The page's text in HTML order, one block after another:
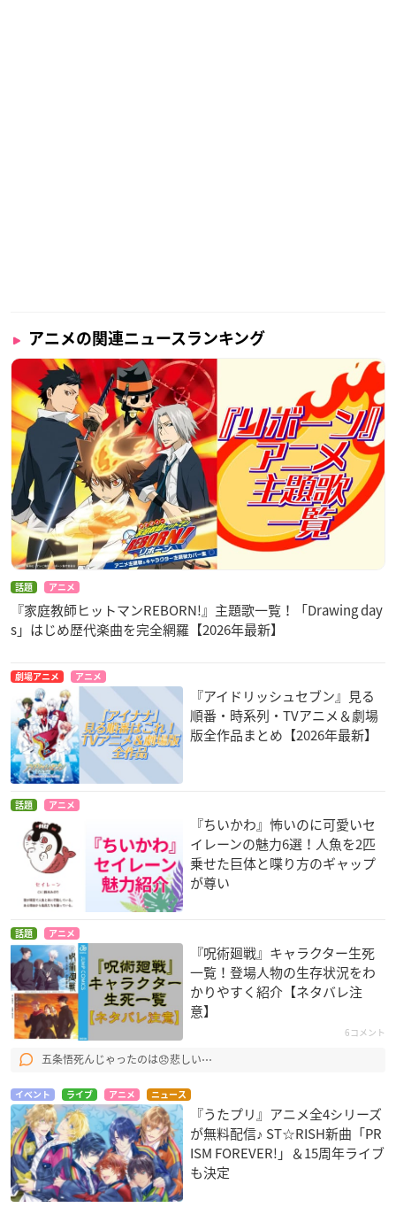
アニメの関連ニュースランキング
話題 アニメ
『家庭教師ヒットマンREBORN!』主題歌一覧！「Drawing day
s」はじめ歴代楽曲を完全網羅【2026年最新】
劇場アニメ アニメ
『アイドリッシュセブン』見る
順番・時系列・TVアニメ＆劇場
版全作品まとめ【2026年最新】
話題 アニメ
『ちいかわ』怖いのに可愛いセ
イレーンの魅力6選！人魚を2匹
乗せた巨体と喋り方のギャップ
が尊い
話題 アニメ
『呪術廻戦』キャラクター生死
一覧！登場人物の生存状況をわ
かりやすく紹介【ネタバレ注
意】
6コメント
五条悟死んじゃったのは😞悲しい⋯
イベント ライブ アニメ ニュース
『うたプリ』アニメ全4シリーズ
が無料配信♪ ST☆RISH新曲「PR
ISM FOREVER!」＆15周年ライブ
も決定